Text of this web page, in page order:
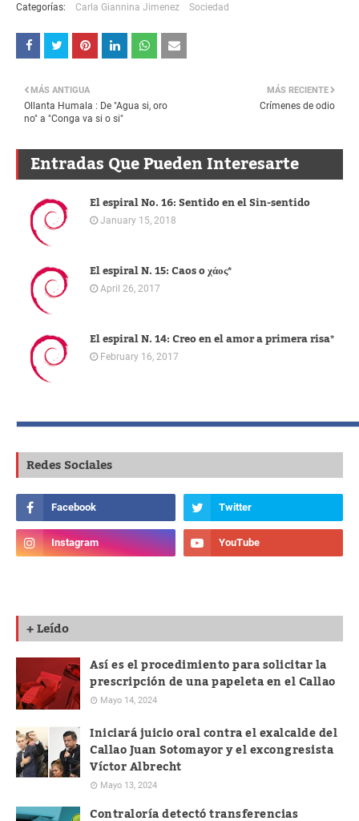
Categorías: Carla Giannina Jimenez Sociedad
MÁS RECIENTE
Crímenes de odio
MÁS ANTIGUA
Ollanta Humala : De "Agua si, oro
no" a "Conga va si o si"
Entradas Que Pueden Interesarte
El espiral No. 16: Sentido en el Sin-sentido
January 15, 2018
El espiral N. 15: Caos o χάος*
April 26, 2017
El espiral N. 14: Creo en el amor a primera risa*
February 16, 2017
Redes Sociales
+ Leído
Así es el procedimiento para solicitar la
prescripción de una papeleta en el Callao
Mayo 14, 2024
Iniciará juicio oral contra el exalcalde del
Callao Juan Sotomayor y el excongresista
Víctor Albrecht
Mayo 13, 2024
Contraloría detectó transferencias